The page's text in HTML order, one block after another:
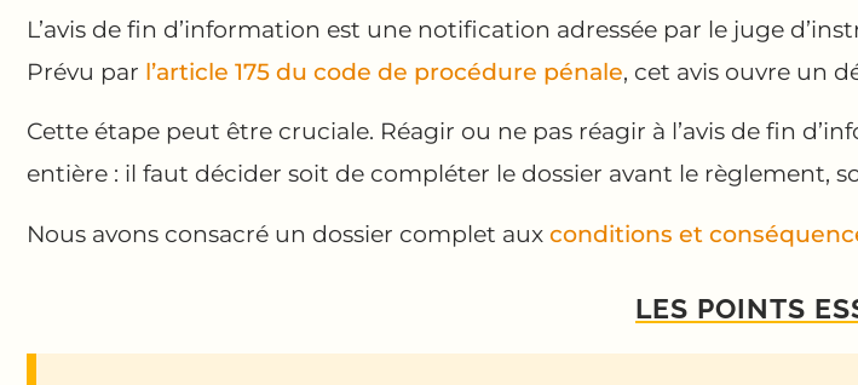
L’avis de fin d’information est une notification adressée par le juge
Prévu par l’article 175 du code de procédure pénale, cet avis ouvre un
Cette étape peut être cruciale. Réagir ou ne pas réagir à l’avis de fin
entière : il faut décider soit de compléter le dossier avant le règlement,
Nous avons consacré un dossier complet aux conditions et
LES POINTS